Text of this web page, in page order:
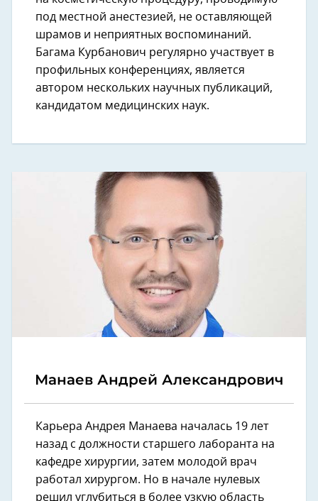
под местной анестезией, не оставляющей
шрамов и неприятных воспоминаний.
Багама Курбанович регулярно участвует в
профильных конференциях, является
автором нескольких научных публикаций,
кандидатом медицинских наук.
Манаев Андрей Александрович
Карьера Андрея Манаева началась 19 лет
назад с должности старшего лаборанта на
кафедре хирургии, затем молодой врач
работал хирургом. Но в начале нулевых
решил углубиться в более узкую область